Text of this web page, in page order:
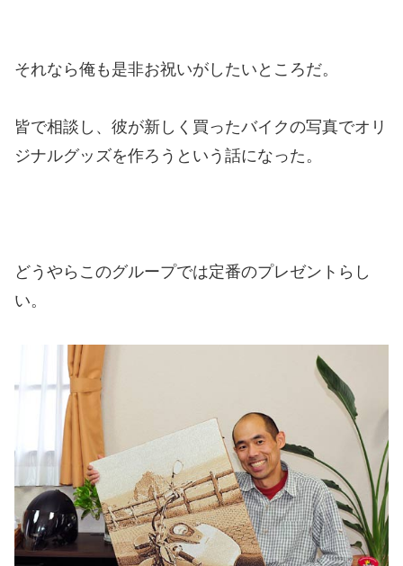
それなら俺も是非お祝いがしたいところだ。
皆で相談し、彼が新しく買ったバイクの写真でオリ
ジナルグッズを作ろうという話になった。
どうやらこのグループでは定番のプレゼントらし
い。